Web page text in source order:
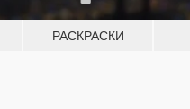
РАСКРАСКИ